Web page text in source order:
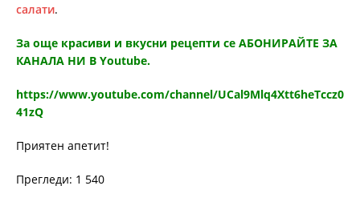
салати.
За още красиви и вкусни рецепти се АБОНИРАЙТЕ ЗА
КАНАЛА НИ В Youtube.
https://www.youtube.com/channel/UCal9Mlq4Xtt6heTccz0
41zQ
Приятен апетит!
Прегледи: 1 540